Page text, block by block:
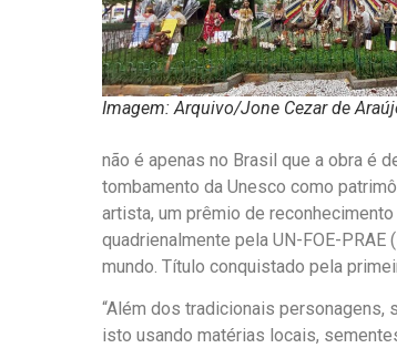
Imagem: Arquivo/Jone Cezar de
não é apenas no Brasil que a obra é
tombamento da Unesco como
artista, um prêmio de
quadrienalmente pela UN-FOE-
mundo. Título conquistado pela
“Além dos tradicionais
isto usando matérias locais,